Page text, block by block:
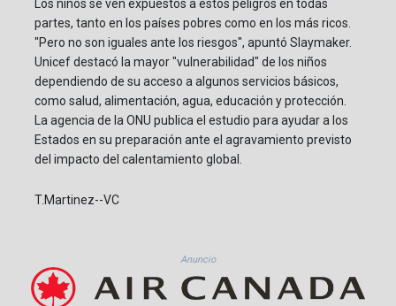
Los niños se ven expuestos a estos peligros en todas
partes, tanto en los países pobres como en los más ricos.
"Pero no son iguales ante los riesgos", apuntó Slaymaker.
Unicef destacó la mayor "vulnerabilidad" de los niños
dependiendo de su acceso a algunos servicios básicos,
como salud, alimentación, agua, educación y protección.
La agencia de la ONU publica el estudio para ayudar a los
Estados en su preparación ante el agravamiento previsto
del impacto del calentamiento global.
T.Martinez--VC
Anuncio